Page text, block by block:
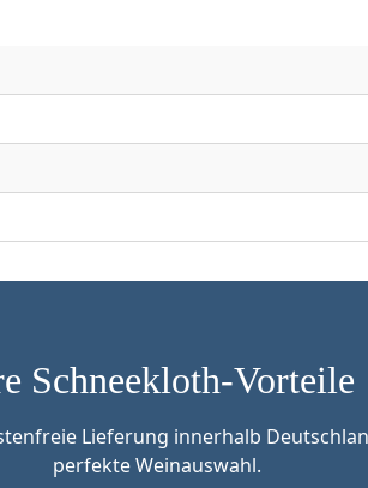
Schneekloth-Vorteile
Lieferung innerhalb
perfekte Weinauswahl.